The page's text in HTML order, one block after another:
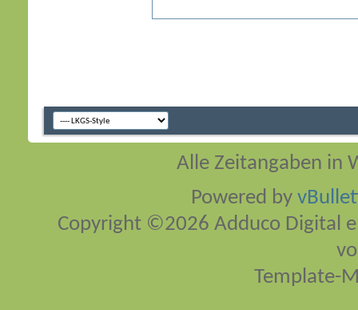
Alle Zeitangaben in
Powered by
Copyright ©2026 Adduco Digital
Template-